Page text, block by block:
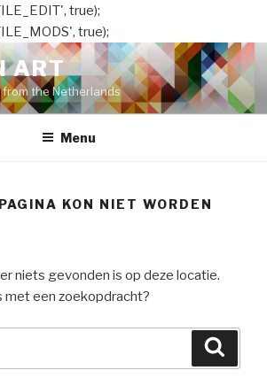
true);
true);
ART
the Netherlands
Menu
KON NIET WORDEN
niets gevonden is op deze locatie.
met een zoekopdracht?